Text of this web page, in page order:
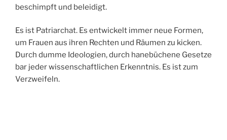
beschimpft und beleidigt.
Es ist Patriarchat. Es entwickelt immer neue Formen,
um Frauen aus ihren Rechten und Räumen zu kicken.
Durch dumme Ideologien, durch hanebüchene Gesetze
bar jeder wissenschaftlichen Erkenntnis. Es ist zum
Verzweifeln.